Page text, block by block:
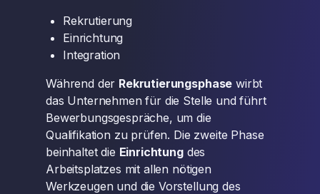
Rekrutierung
Einrichtung
Integration
Während der Rekrutierungsphase wirbt
das Unternehmen für die Stelle und führt
Bewerbungsgespräche, um die
Qualifikation zu prüfen. Die zweite Phase
beinhaltet die Einrichtungdes
Arbeitsplatzes mit allen nötigen
Werkzeugen und die Vorstellung des